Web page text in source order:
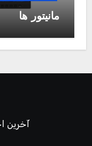
مانیتور ها
آخرین